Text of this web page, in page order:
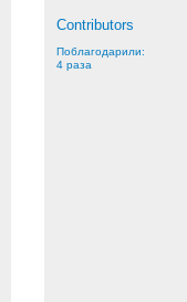
Contributors
Поблагодарили:
4 раза